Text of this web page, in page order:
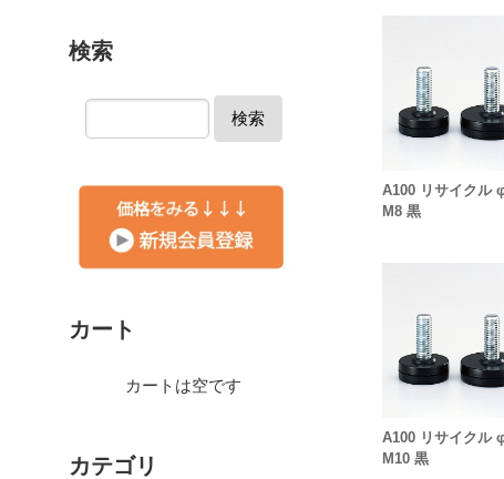
A100 リサイクル
M8 黒
A100 リサイクル
M10 黒
検索
検索
カート
カートは空です
カテゴリ